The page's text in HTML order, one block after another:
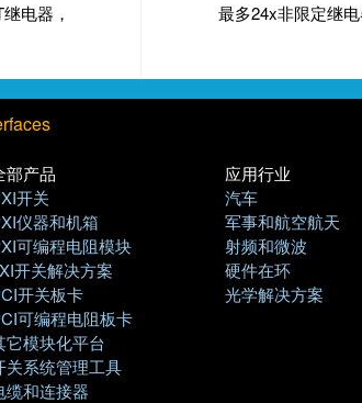
电器，
最多24x非限定继
部产品
开关
仪器和机箱
可编程电阻模块
开关解决方案
开关板卡
可编程电阻板卡
它模块化平台
关系统管理工具
缆和连接器
应用行业
汽车
军事和航空航天
射频和微波
硬件在环
光学解决方案